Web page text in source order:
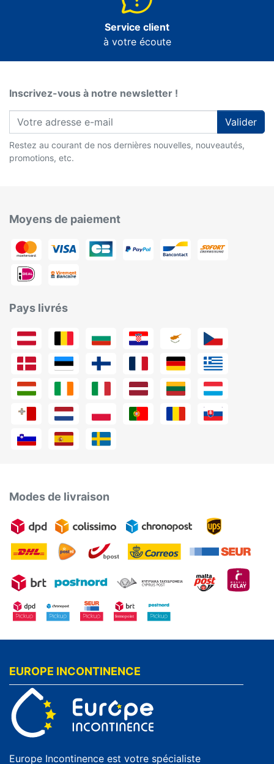
Service client
à votre écoute
Inscrivez-vous à notre newsletter !
Valider
Restez au courant de nos dernières nouvelles, nouveautés,
promotions, etc.
Moyens de paiement
Pays livrés
Modes de livraison
EUROPE INCONTINENCE
Europe Incontinence est votre spécialiste